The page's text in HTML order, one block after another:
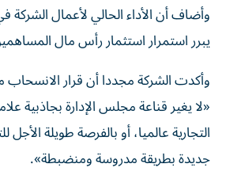
وأضاف أن الأداء الحالي لأعمال الشركة
يبرر استمرار استثمار رأس مال
وأكدت الشركة مجددا أن قرار الانسحاب
«لا يغير قناعة مجلس الإدارة بجاذبية
التجارية عالميا، أو بالفرصة طويلة
جديدة بطريقة مدروسة ومنضبطة».